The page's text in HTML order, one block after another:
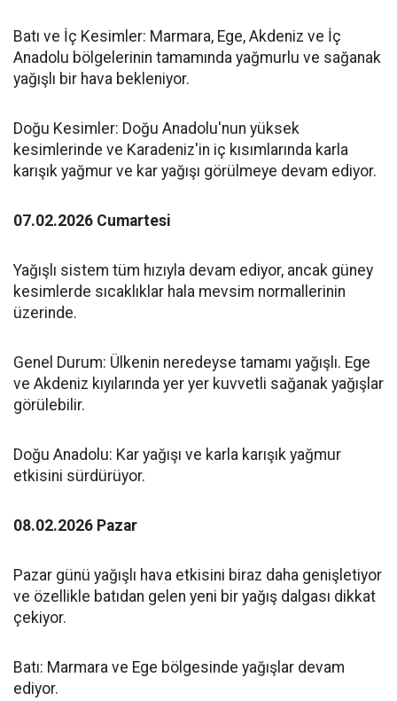
Batı ve İç Kesimler: Marmara, Ege, Akdeniz ve İç
Anadolu bölgelerinin tamamında yağmurlu ve sağanak
yağışlı bir hava bekleniyor.
Doğu Kesimler: Doğu Anadolu'nun yüksek
kesimlerinde ve Karadeniz'in iç kısımlarında karla
karışık yağmur ve kar yağışı görülmeye devam ediyor.
07.02.2026 Cumartesi
Yağışlı sistem tüm hızıyla devam ediyor, ancak güney
kesimlerde sıcaklıklar hala mevsim normallerinin
üzerinde.
Genel Durum: Ülkenin neredeyse tamamı yağışlı. Ege
ve Akdeniz kıyılarında yer yer kuvvetli sağanak yağışlar
görülebilir.
Doğu Anadolu: Kar yağışı ve karla karışık yağmur
etkisini sürdürüyor.
08.02.2026 Pazar
Pazar günü yağışlı hava etkisini biraz daha genişletiyor
ve özellikle batıdan gelen yeni bir yağış dalgası dikkat
çekiyor.
Batı: Marmara ve Ege bölgesinde yağışlar devam
ediyor.